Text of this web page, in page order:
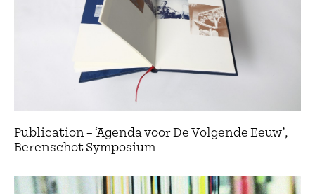
Publication – ‘Agenda voor De Volgende Eeuw’,
Berenschot Symposium